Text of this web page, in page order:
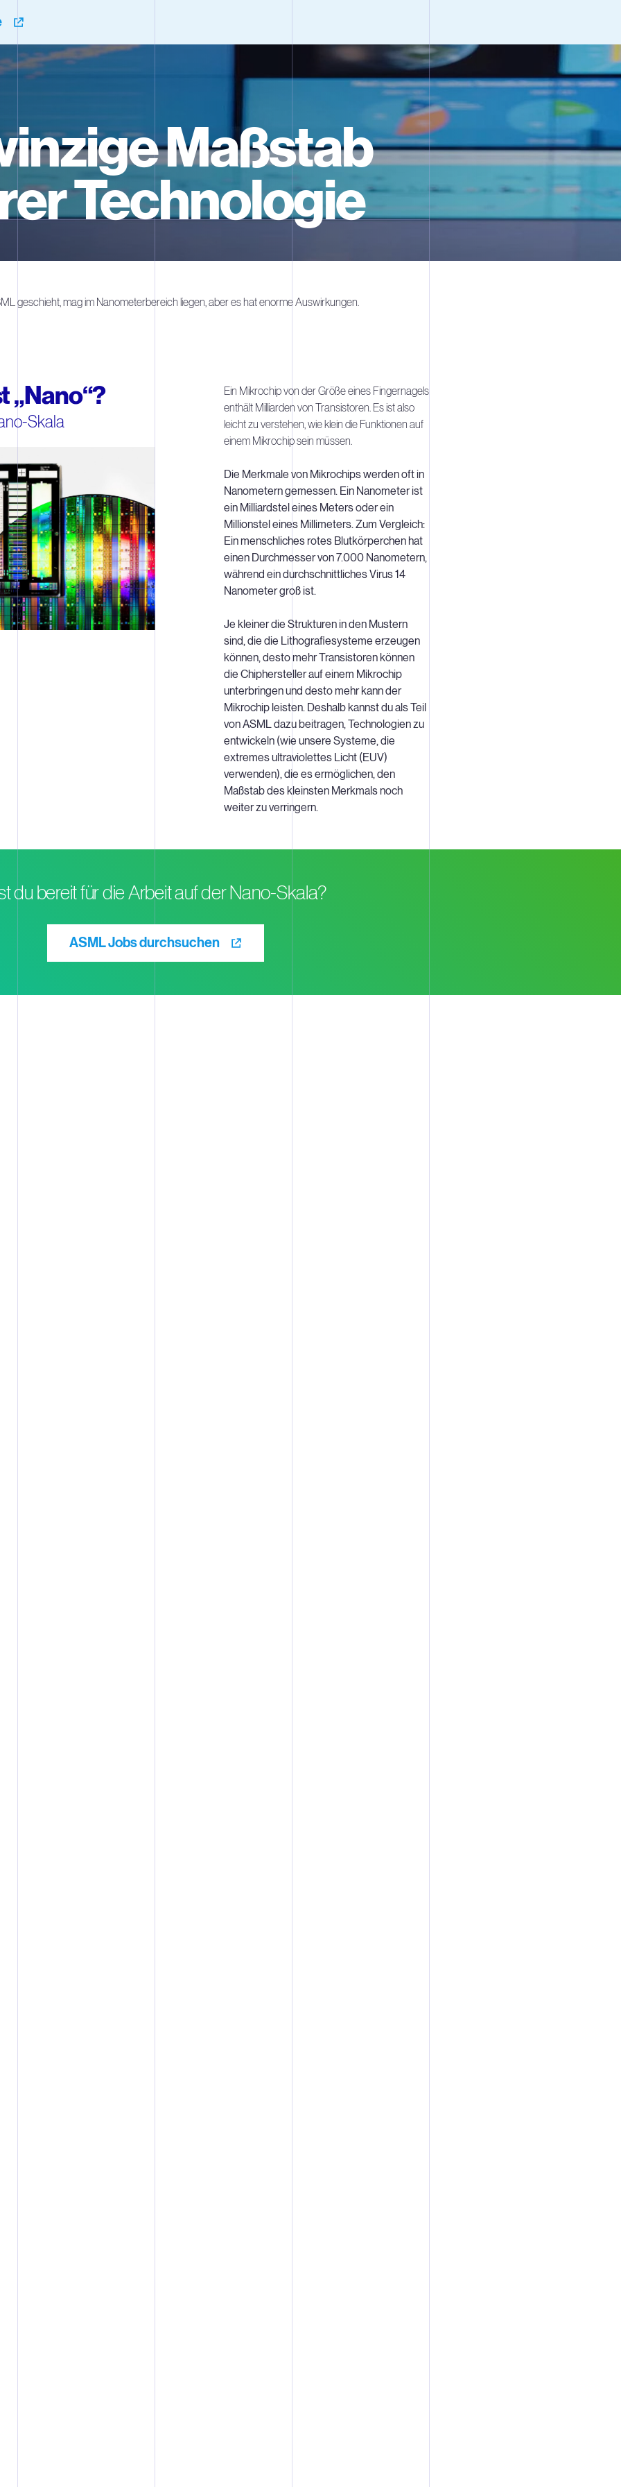
Maßstab
Technologie
geschieht, mag im Nanometerbereich liegen, aber es hat enorme Auswirkungen.
„Nano“?
Skala
Ein Mikrochip von der Größe eines Fingernagels
enthält Milliarden von Transistoren. Es ist also
leicht zu verstehen, wie klein die Funktionen auf
einem Mikrochip sein müssen.
Die Merkmale von Mikrochips werden oft in
Nanometern gemessen. Ein Nanometer ist
ein Milliardstel eines Meters oder ein
Millionstel eines Millimeters. Zum Vergleich:
Ein menschliches rotes Blutkörperchen hat
einen Durchmesser von 7.000 Nanometern,
während ein durchschnittliches Virus 14
Nanometer groß ist.
Je kleiner die Strukturen in den Mustern
sind, die die Lithografiesysteme erzeugen
können, desto mehr Transistoren können
die Chiphersteller auf einem Mikrochip
unterbringen und desto mehr kann der
Mikrochip leisten. Deshalb kannst du als Teil
von ASML dazu beitragen, Technologien zu
entwickeln (wie unsere Systeme, die
extremes ultraviolettes Licht (EUV)
verwenden), die es ermöglichen, den
Maßstab des kleinsten Merkmals noch
weiter zu verringern.
du bereit für die Arbeit auf der Nano-Skala?
ASML Jobs durchsuchen